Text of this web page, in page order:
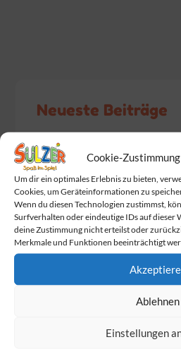
Cookie-
Um dir ein optimales Erlebnis zu bieten,
Cookies, um Geräteinformationen zu
Wenn du diesen Technologien zustimmst,
Surfverhalten oder eindeutige IDs auf dieser
deine Zustimmung nicht erteilst oder
Merkmale und Funktionen beeinträchtigt
Ablehnen
Einstellungen
Neueste Beiträge
die Dumplings geliefert!
Am Sonntag ist
Wir feiern gemeinsam
Die Marienkäfer